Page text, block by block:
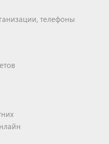
телефоны